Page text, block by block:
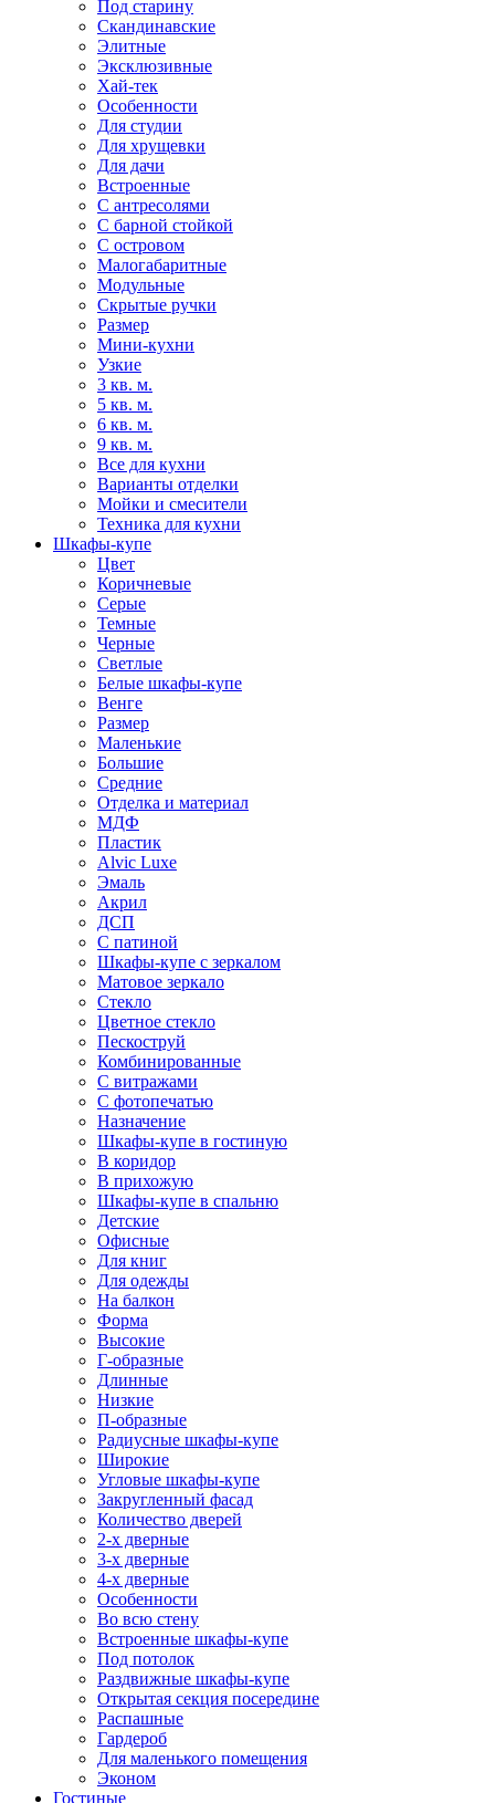
Под старину
Скандинавские
Элитные
Эксклюзивные
Хай-тек
Особенности
Для студии
Для хрущевки
Для дачи
Встроенные
С антресолями
С барной стойкой
С островом
Малогабаритные
Модульные
Скрытые ручки
Размер
Мини-кухни
Узкие
3 кв. м.
5 кв. м.
6 кв. м.
9 кв. м.
Все для кухни
Варианты отделки
Мойки и смесители
Техника для кухни
Шкафы-купе
Цвет
Коричневые
Серые
Темные
Черные
Светлые
Белые шкафы-купе
Венге
Размер
Маленькие
Большие
Средние
Отделка и материал
МДФ
Пластик
Alvic Luxe
Эмаль
Акрил
ДСП
С патиной
Шкафы-купе с зеркалом
Матовое зеркало
Стекло
Цветное стекло
Пескоструй
Комбинированные
С витражами
С фотопечатью
Назначение
Шкафы-купе в гостиную
В коридор
В прихожую
Шкафы-купе в спальню
Детские
Офисные
Для книг
Для одежды
На балкон
Форма
Высокие
Г-образные
Длинные
Низкие
П-образные
Радиусные шкафы-купе
Широкие
Угловые шкафы-купе
Закругленный фасад
Количество дверей
2-х дверные
3-х дверные
4-х дверные
Особенности
Во всю стену
Встроенные шкафы-купе
Под потолок
Раздвижные шкафы-купе
Открытая секция посередине
Распашные
Гардероб
Для маленького помещения
Эконом
Гостиные